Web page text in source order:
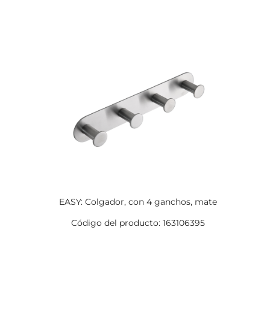
EASY: Colgador, con 4 ganchos, mate
Código del producto: 163106395